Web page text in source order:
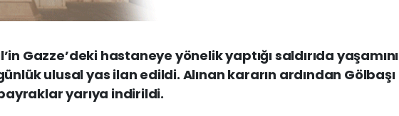
Gazze’deki hastaneye yönelik yaptığı saldırıda yaşamını
ulusal yas ilan edildi. Alınan kararın ardından Gölbaşı
yarıya indirildi.